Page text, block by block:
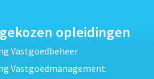
opleidingen
Vastgoedbeheer
Vastgoedmanagement